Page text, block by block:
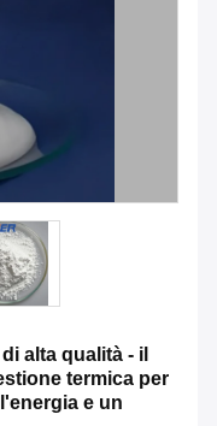
alta qualità - il
termica per
e un